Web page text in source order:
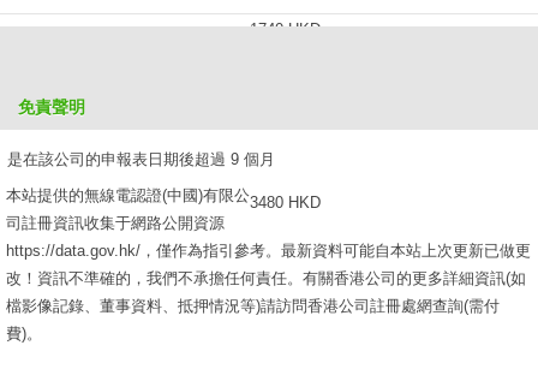
1740 HKD
是在該公司的申報表日期後超過 9 個月
3480 HKD
免責聲明
本站提供的無線電認證(中國)有限公
司註冊資訊收集于網路公開資源
https://data.gov.hk/，僅作為指引參考。最新資料可能自本站上次更新已做更
改！資訊不準確的，我們不承擔任何責任。有關香港公司的更多詳細資訊(如
檔影像記錄、董事資料、抵押情況等)請訪問香港公司註冊處網查詢(需付
費)。